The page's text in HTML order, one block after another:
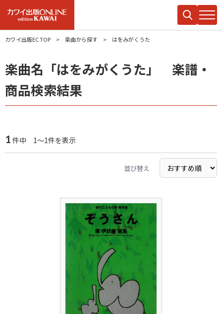
カワイ出版EC TOP 楽曲から探す はをみがくうた
楽曲名「はをみがくうた」 楽譜・
商品検索結果
1 件中 1～1件を表示
並び替え